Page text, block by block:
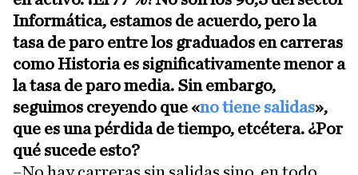
Informática, estamos de acuerdo, pero la
tasa de paro entre los graduados en carreras
como Historia es significativamente menor a
la tasa de paro media. Sin embargo,
seguimos creyendo que «no tiene salidas»,
que es una pérdida de tiempo, etcétera. ¿Por
qué sucede esto?